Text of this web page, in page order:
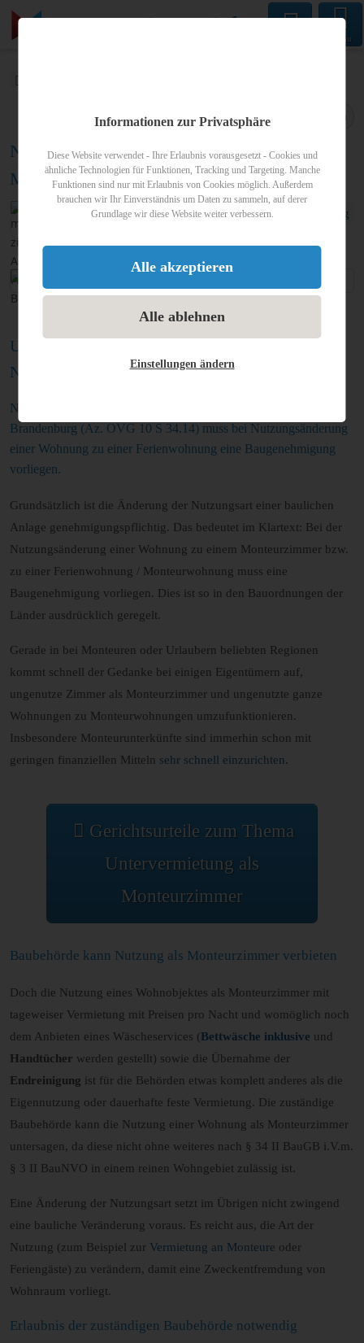
Menu
Teilen
Nutzungsänderung zum Monteurzimmer / zur
Monteurwohnung
Veröffentlicht am12.02.2019
Vermietung
Urteil zum Thema Ferienwohnung und
Nutzungsänderung
Nach einem Urteil des Oberverwaltungsgericht Berlin-
Brandenburg (Az. OVG 10 S 34.14) muss bei Nutzungsänderung
einer Wohnung zu einer Ferienwohnung eine Baugenehmigung
vorliegen.
Grundsätzlich ist die Änderung der Nutzungsart einer baulichen
Anlage genehmigungspflichtig. Das bedeutet im Klartext: Bei der
Nutzungsänderung einer Wohnung zu einem Monteurzimmer bzw.
zu einer Ferienwohnung / Monteurwohnung muss eine
Baugenehmigung vorliegen. Dies ist so in den Bauordnungen der
Länder ausdrücklich geregelt.
Gerade in bei Monteuren oder Urlaubern beliebten Regionen
kommt schnell der Gedanke bei einigen Eigentümern auf,
ungenutze Zimmer als Monteurzimmer und ungenutzte ganze
Wohnungen zu Monteurwohnungen umzufunktionieren.
Insbesondere Monteurunterkünfte sind immerhin schon mit
geringen finanziellen Mitteln sehr schnell einzurichten.
Gerichtsurteile zum Thema
Untervermietung als
Monteurzimmer
Baubehörde kann Nutzung als Monteurzimmer verbieten
Doch die Nutzung eines Wohnobjektes als Monteurzimmer mit
tageweiser Vermietung mit Preisen pro Nacht und womöglich noch
dem Anbieten eines Wäscheservices (Bettwäsche inklusive und
Handtücher werden gestellt) sowie die Übernahme der
Endreinigung ist für die Behörden etwas komplett anderes als die
Eigennutzung oder dauerhafte feste Vermietung. Die zuständige
Baubehörde kann die Nutzung einer Wohnung als Monteurzimmer
untersagen, da diese nicht ohne weiteres nach § 34 II BauGB i.V.m.
§ 3 II BauNVO in einem reinen Wohngebiet zulässig ist.
Eine Änderung der Nutzungsart setzt im Übrigen nicht zwingend
eine bauliche Veränderung voraus. Es reicht aus, die Art der
Nutzung (zum Beispiel zur Vermietung an Monteure oder
Feriengäste) zu verändern, damit eine Zweckentfremdung von
Wohnraum vorliegt.
Erlaubnis der zuständigen Baubehörde notwendig
Informationen zur Privatsphäre
Diese Website verwendet - Ihre Erlaubnis vorausgesetzt - Cookies und
ähnliche Technologien für Funktionen, Tracking und Targeting. Manche
Funktionen sind nur mit Erlaubnis von Cookies möglich. Außerdem
brauchen wir Ihr Einverständnis um Daten zu sammeln, auf derer
Grundlage wir diese Website weiter verbessern.
Alle akzeptieren
Alle ablehnen
Einstellungen ändern